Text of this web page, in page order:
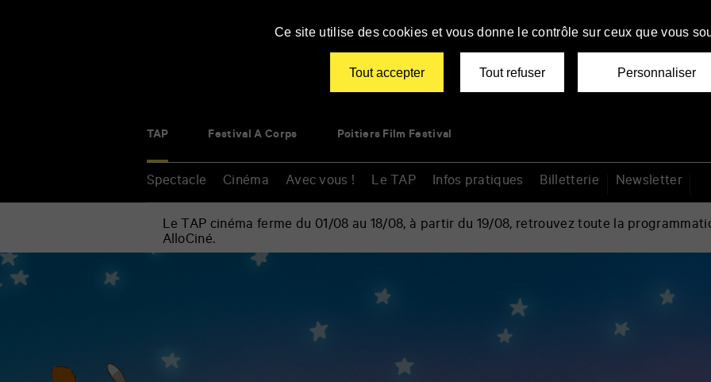
TAP Festival À Corps Poitiers Film Festival
Spectacle Cinéma Avec vous ! Le TAP Infos pratiques Billetterie Newsletter
Le TAP cinéma ferme du 01/08 au 18/08, à partir du 19/08, retrouvez toute la
AlloCiné.
Accueil
Cinéma
Ce site utilise des cookies et vous donne le contrôle sur ceux que vous
Tout accepter Tout refuser Personnaliser